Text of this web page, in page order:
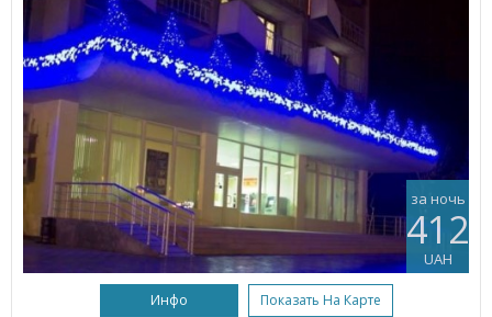
за ночь
412
UAH
Инфо Показать На Карте